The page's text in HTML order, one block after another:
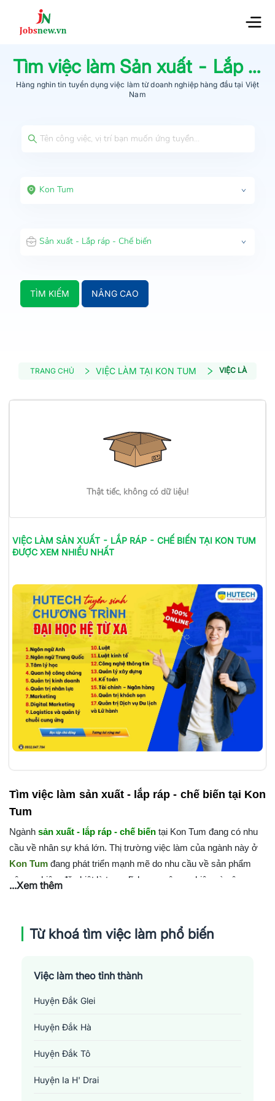
Tìm việc làm Sản xuất - Lắp ráp - Chế biến
Hàng nghìn tin tuyển dụng việc làm từdoanh nghiệp hàng đầu tại Việt
Nam
Kon Tum
Sản xuất - Lắp ráp - Chế biến
TÌM KIẾM NÂNG CAO
TRANG CHỦ VIỆC LÀM TẠI KON TUM VIỆC LÀM SẢN
Thật tiếc, không có dữ liệu!
VIỆC LÀM SẢN XUẤT - LẮP RÁP - CHẾ BIẾN TẠI KON TUM
ĐƯỢC XEM NHIỀU NHẤT
Tìm việc làm sản xuất - lắp ráp - chế biến tại Kon
Tum
Ngành sản xuất - lắp ráp - chế biến tại Kon Tum đang có nhu
cầu về nhân sự khá lớn. Thị trường việc làm của ngành này ở
Kon Tum đang phát triển mạnh mẽ do nhu cầu về sản phẩm
công nghiệp, đặc biệt là trong lĩnh vực nông nghiệp và xây
cũng khuyến khích sự phát triển của ngành công nghiệp sản
xuất. Tuy nhiên, dù cung cấp việc làm rất rộng lớn nhưng ngành
do đó, việc tìm kiếm lao động phù hợp có thể gặp khá nhiều
...Xem thêm
Từ khoá tìm việc làm phổ biến
Việc làm theo tỉnh thành
Huyện Đắk Glei
Huyện Đắk Hà
Huyện Đắk Tô
Huyện Ia H' Drai